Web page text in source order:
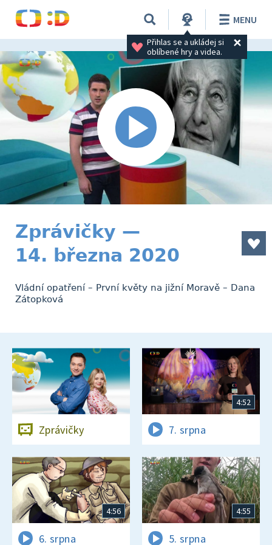
Přihlas se a ukládej si
oblíbené hry a videa.
MENU
Zprávičky —
14. března 2020
Vládní opatření – První květy na jižní Moravě – Dana
Zátopková
Zprávičky
4:52
7. srpna
4:56
6. srpna
4:55
5. srpna